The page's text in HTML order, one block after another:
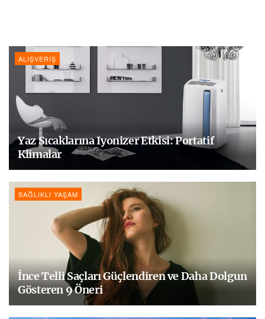
ALIŞVERIŞ
Yaz Sıcaklarına Iyonizer Etkisi: Portatif
Klimalar
SAĞLIKLI YAŞAM
İnce Telli Saçları Güçlendiren ve Daha Dolgun
Gösteren 9 Öneri